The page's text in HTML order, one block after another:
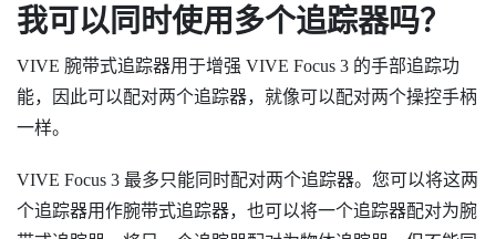
我可以同时使用多个追踪器吗？
VIVE 腕带式追踪器用于增强 VIVE Focus 3 的手部追踪功
能，因此可以配对两个追踪器，就像可以配对两个操控手柄
一样。
VIVE Focus 3 最多只能同时配对两个追踪器。您可以将这两
个追踪器用作腕带式追踪器，也可以将一个追踪器配对为腕